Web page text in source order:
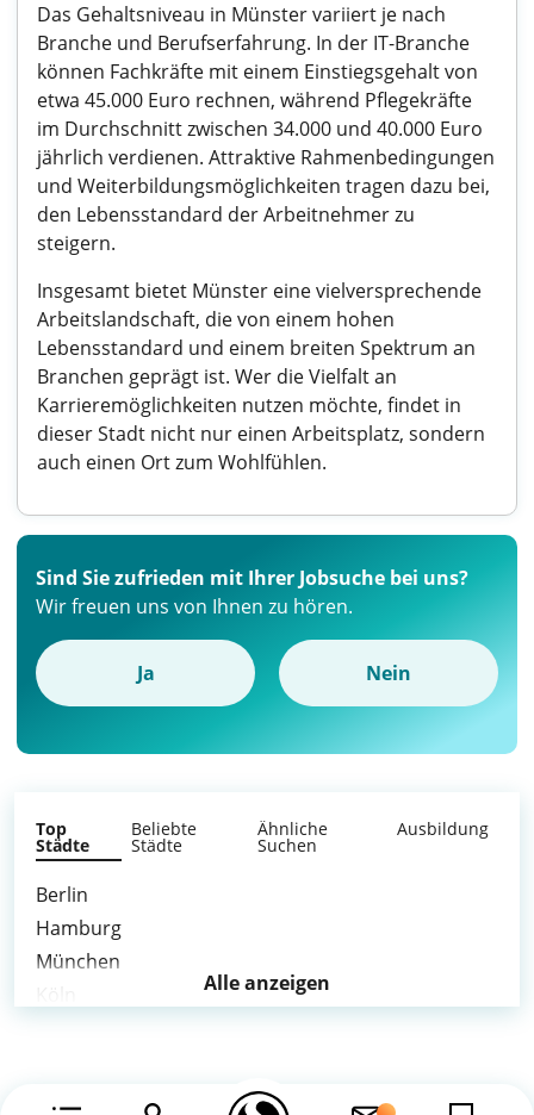
Das Gehaltsniveau in Münster variiert je nach
Branche und Berufserfahrung. In der IT-Branche
können Fachkräfte mit einem Einstiegsgehalt von
etwa 45.000 Euro rechnen, während Pflegekräfte
im Durchschnitt zwischen 34.000 und 40.000 Euro
jährlich verdienen. Attraktive Rahmenbedingungen
und Weiterbildungsmöglichkeiten tragen dazu bei,
den Lebensstandard der Arbeitnehmer zu
steigern.
Insgesamt bietet Münster eine vielversprechende
Arbeitslandschaft, die von einem hohen
Lebensstandard und einem breiten Spektrum an
Branchen geprägt ist. Wer die Vielfalt an
Karrieremöglichkeiten nutzen möchte, findet in
dieser Stadt nicht nur einen Arbeitsplatz, sondern
auch einen Ort zum Wohlfühlen.
Sind Sie zufrieden mit Ihrer Jobsuche bei uns?
Wir freuen uns von Ihnen zu hören.
Ja Nein
Top
Städte
Beliebte
Städte
Ähnliche
Suchen
Ausbildung
Berlin
Hamburg
München
Alle anzeigen